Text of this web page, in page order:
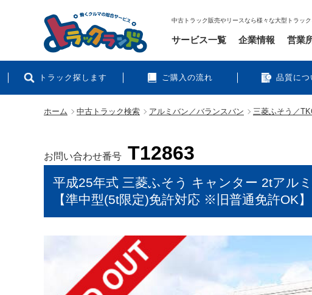
中古トラック販売やリースなら様々な大型トラッ
トラック探します ご購入の流れ 品質につ
サービス一覧 企業情報 営業
ホーム 中古トラック検索 アルミバン／バランスバン 三菱ふそう／
お問い合わせ番号 T12863
平成25年式 三菱ふそう キャンター 2tアル
【準中型(5t限定)免許対応 ※旧普通免許OK】